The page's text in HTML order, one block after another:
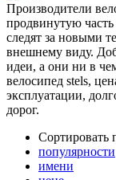
Производители
продвинутую
следят за новыми
внешнему виду.
идеи, а они ни в
велосипед stels,
эксплуатации,
дорог.
Сортировать
популярности
имени